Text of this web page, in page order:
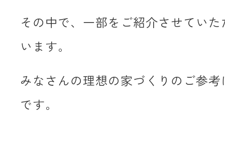
その中で、一部をご紹介させてい
います。
みなさんの理想の家づくりのご参
です。